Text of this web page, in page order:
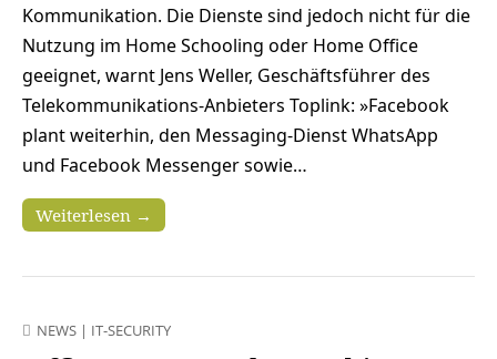
Kommunikation. Die Dienste sind jedoch nicht für die
Nutzung im Home Schooling oder Home Office
geeignet, warnt Jens Weller, Geschäftsführer des
Telekommunikations-Anbieters Toplink: »Facebook
plant weiterhin, den Messaging-Dienst WhatsApp
und Facebook Messenger sowie…
Weiterlesen →
NEWS | IT-SECURITY